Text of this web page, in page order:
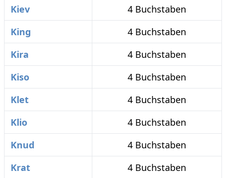
Kiev
4 Buchstaben
King
4 Buchstaben
Kira
4 Buchstaben
Kiso
4 Buchstaben
Klet
4 Buchstaben
Klio
4 Buchstaben
Knud
4 Buchstaben
Krat
4 Buchstaben